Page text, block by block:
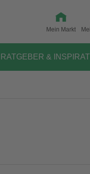
Mein Markt
RATGEBER &